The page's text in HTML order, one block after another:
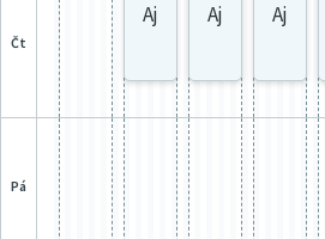
čt
Aj Aj Aj
pá